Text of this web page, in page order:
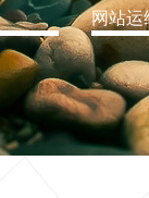
、更
网站运